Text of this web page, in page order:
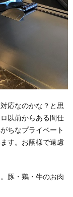
応なのかな？と思
以前からある間仕
ちなプライベート
す。お蔭様で遠慮
豚・鶏・牛のお肉